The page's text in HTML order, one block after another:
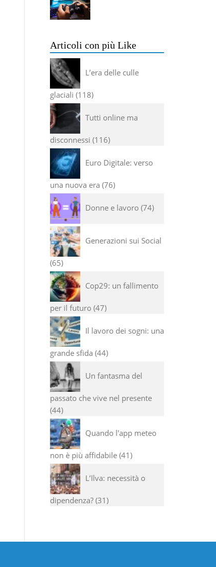
Articoli con più Like
L’era delle culle
glaciali 118
Tutti online ma
disconnessi 116
Euro Digitale: verso
una nuova era 76
Donne e lavoro 74
Generazioni sui Social
65
Cop29: un fallimento
per il futuro 47
Il lavoro dei sogni: una
grande sfida 44
Un fantasma del
passato che vive nel presente
44
Quando l'app meteo
non è più affidabile 41
L’Ilva: necessità o
dipendenza? 31